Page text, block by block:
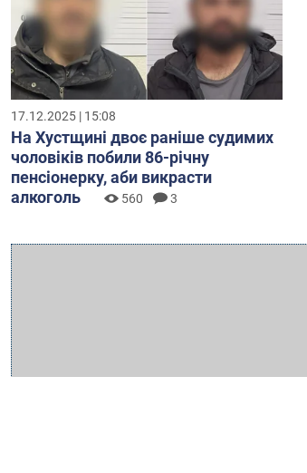
17.12.2025 | 15:08
На Хустщині двоє раніше судимих
чоловіків побили 86-річну
пенсіонерку, аби викрасти
алкоголь
560 3